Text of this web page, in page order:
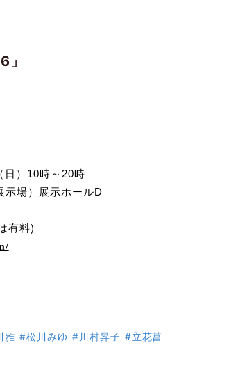
日） 10時～ 20時
示場）展示ホールD
有料)
雅 #松川みゆ #川村昇子 #立花菖